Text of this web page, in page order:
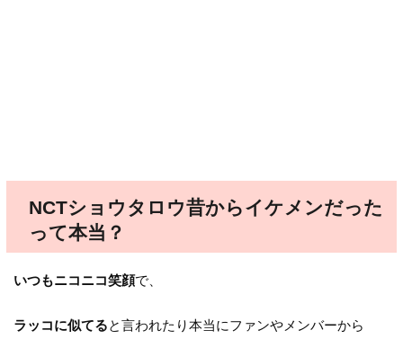
NCTショウタロウ昔からイケメンだった
って本当？
いつもニコニコ笑顔で、
ラッコに似てると言われたり本当にファンやメンバーから